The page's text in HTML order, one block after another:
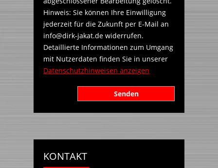
Hinweis: Sie können Ihre Einwilligung
jederzeit für die Zukunft per E-Mail an
info@dirk-jakat.de widerrufen.
Detaillierte Informationen zum Umgang
mit Nutzerdaten finden Sie in unserer
Datenschutzhinweisen anzeigen
KONTAKT